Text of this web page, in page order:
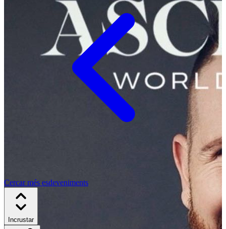
Cercar més esdeveniments
Incrustar